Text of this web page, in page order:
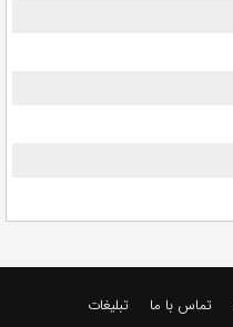
تماس با ما تبلیغات